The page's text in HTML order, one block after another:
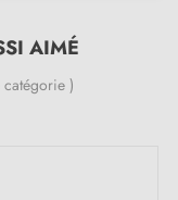
177 mm, 209
mm, 23 mm, 26
AIMÉ
)